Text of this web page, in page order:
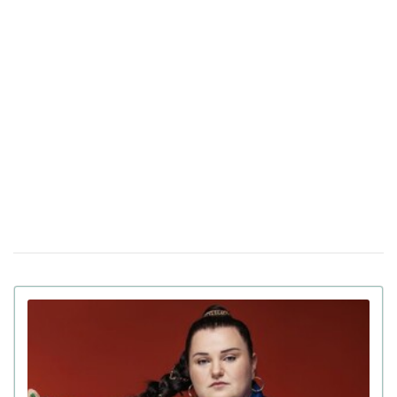
блогерки Мандзюк, яка підтримує побиття
російськомовних дітей
Кріштіану Роналду зробив пропозицію своїй
дівчині Джорджіні Родрігес після 9 років разом (фото)